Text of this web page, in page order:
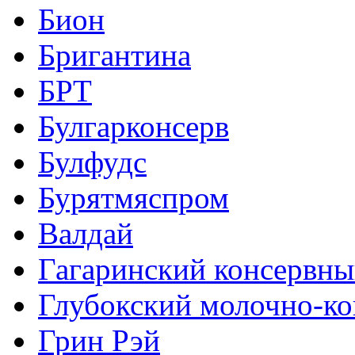
Бион
Бригантина
БРТ
Булгарконсерв
Булфудс
Бурятмяспром
Валдай
Гагаринский
Глубокский молочно-
Грин Рэй